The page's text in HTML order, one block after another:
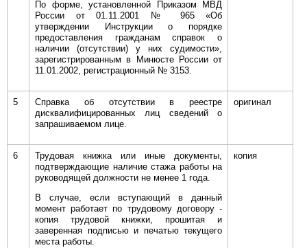
По форме, установленной Приказом МВД
России от 01.11.2001 № 965 «Об
утверждении Инструкции о порядке
предоставления гражданам справок о
наличии (отсутствии) у них судимости»,
зарегистрированным в Минюсте России от
11.01.2002, регистрационный № 3153.
5
Справка об отсутствии в реестре
дисквалифицированных лиц сведений о
запрашиваемом лице.
оригинал
6
Трудовая книжка или иные документы,
подтверждающие наличие стажа работы на
руководящей должности не менее 1 года.
В случае, если вступающий в данный
момент работает по трудовому договору -
копия трудовой книжки, прошитая и
заверенная подписью и печатью текущего
места работы.
копия